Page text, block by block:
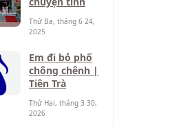
Thứ Ba, tháng 6 24,
2025
Em đi bỏ phố
chông chênh |
Tiên Trà
Thứ Hai, tháng 3 30,
2026